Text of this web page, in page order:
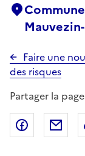
Faire une
des risques
Partager la page
Partager